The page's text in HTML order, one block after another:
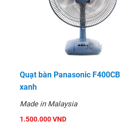
Quạt bàn Panasonic
xanh
Made in Malaysia
1.500.000 VND